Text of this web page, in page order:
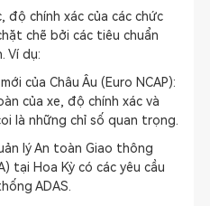
độ chính xác của các chức
chẽ bởi các tiêu chuẩn
Ví dụ:
của Châu Âu (Euro NCAP):
của xe, độ chính xác và
là những chỉ số quan trọng.
lý An toàn Giao thông
tại Hoa Kỳ có các yêu cầu
ADAS.